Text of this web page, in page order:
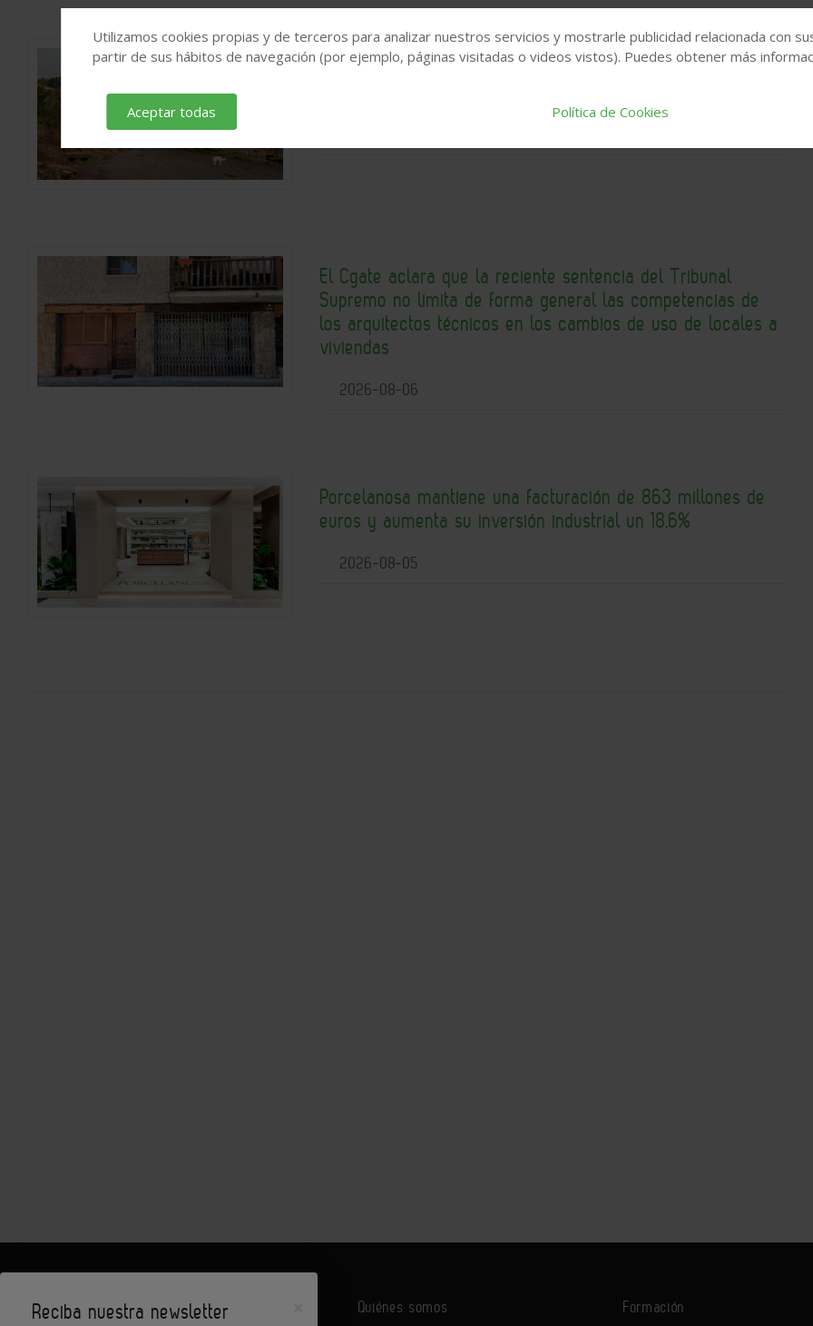
El elevado precio de la vivienda impulsa el interés por vivir
El Cgate aclara que la reciente sentencia del Tribunal
Supremo no limita de forma general las competencias de
los arquitectos técnicos en los cambios de uso de locales a
viviendas
2026-08-06
Porcelanosa mantiene una facturación de 863 millones de
euros y aumenta su inversión industrial un 18,6%
2026-08-05
Quiénes somos
Formación
Utilizamos cookies propias y de terceros para analizar nuestros servicios y mostrarle publicidad relacionada con
partir de sus hábitos de navegación (por ejemplo, páginas visitadas o videos vistos). Puedes obtener más
Aceptar todas Política de Cookies
Reciba nuestra newsletter